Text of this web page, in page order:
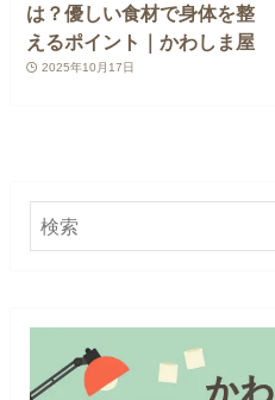
は？優しい食材で身体を整
えるポイント｜かわしま屋
2025年10月17日